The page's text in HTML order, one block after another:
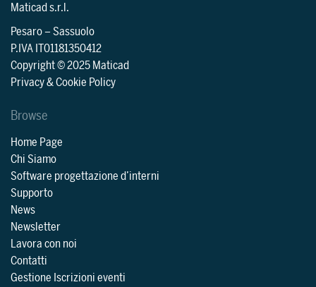
Maticad s.r.l.
Pesaro–Sassuolo
P.IVA IT01181350412
Copyright © 2025 Maticad
Privacy & Cookie Policy
Browse
Home Page
Chi Siamo
Software progettazione d’interni
Supporto
News
Newsletter
Lavora con noi
Contatti
Gestione Iscrizioni eventi